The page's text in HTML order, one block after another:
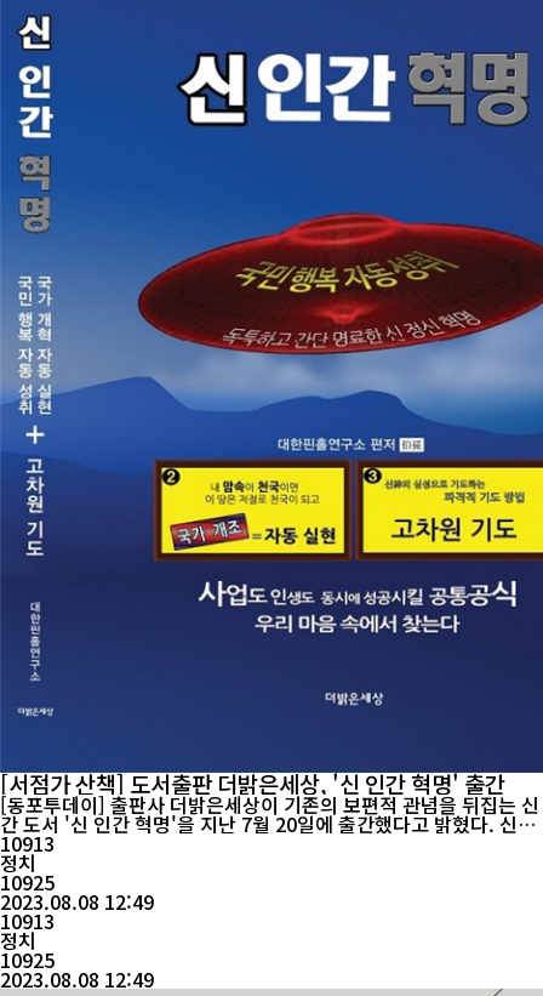
[서점가 산책] 도서출판 더밝은세상, '신 인간 혁명' 출간
[동포투데이] 출판사 더밝은세상이 기존의 보편적 관념을 뒤집는 신
간 도서 '신 인간 혁명'을 지난 7월 20일에 출간했다고 밝혔다. 신규
출간한 '신 인간 혁명'은 인간의 본성인 편견과 아집이 정치적 이념
과 사상의 부추김을 받은 결과, 이기주의와 향락 문화의 극치를 이루
면서 나라가 망하는 전조증상이 나타나고 있다고 진단하면서, 그 치
유의 방안으로 '전 국민 행복사업 계획서'...
10913
정치
10925
2023.08.08 12:49
10913
정치
10925
2023.08.08 12:49